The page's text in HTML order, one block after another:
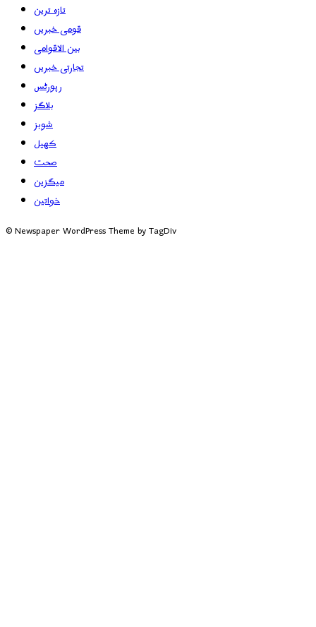
تازہ ترین
قومی خبریں
بین الاقوامی
تجارتی خبریں
رپورٹس
بلاگز
شوبز
کھیل
صحت
میگزین
خواتین
© Newspaper WordPress Theme by TagDiv